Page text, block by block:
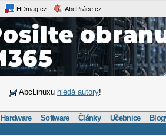
HDmag.cz AbcPráce.cz
AbcLinuxu hledá autory!
Hardware Software Články Učebnice